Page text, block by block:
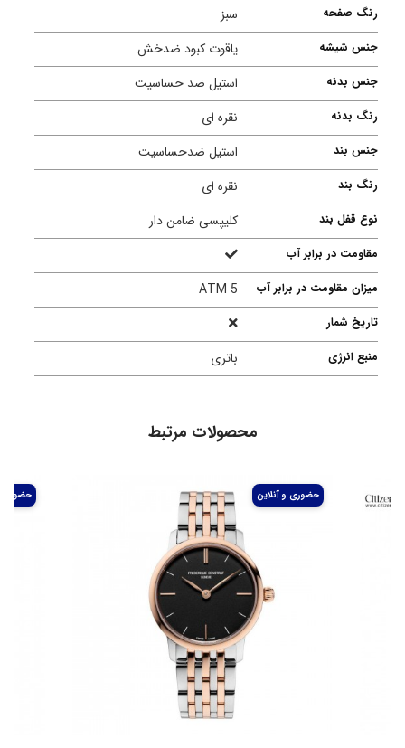
رنگ صفحه سبز
جنس شیشه یاقوت کبود ضدخش
جنس بدنه استیل ضد حساسیت
رنگ بدنه نقره ای
جنس بند استیل ضدحساسیت
رنگ بند نقره ای
نوع قفل بند کلیپسی ضامن دار
مقاومت در برابر آب
میزان مقاومت در برابر آب
5 ATM
تاریخ شمار
منبع انرژی
باتری
محصولات مرتبط